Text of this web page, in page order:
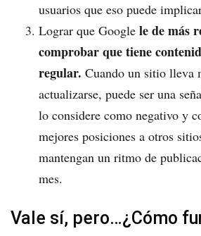
usuarios que eso puede
Lograr que Google le de más
comprobar que tiene
regular. Cuando un sitio lleva
actualizarse, puede ser una
lo considere como negativo y
mejores posiciones a otros
mantengan un ritmo de
mes.
Vale sí, pero…¿Cómo